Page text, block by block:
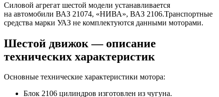
Силовой агрегат шестой модели устанавливается
на автомобили ВАЗ 21074, «НИВА», ВАЗ 2106.Транспортные
средства марки УАЗ не комплектуются данными моторами.
Шестой движок — описание
технических характеристик
Основные технические характеристики мотора:
Блок 2106 цилиндров изготовлен из чугуна.